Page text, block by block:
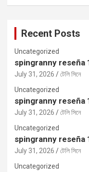
Recent Posts
Uncategorized
spingranny reseña
July 31, 2026
টেলি সিনে
Uncategorized
spingranny reseña
July 31, 2026
টেলি সিনে
Uncategorized
spingranny reseña
July 31, 2026
টেলি সিনে
Uncategorized